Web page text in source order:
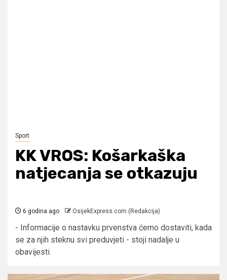
Sport
KK VROS: Košarkaška
natjecanja se otkazuju
6 godina ago OsijekExpress.com (Redakcija)
- Informacije o nastavku prvenstva ćemo dostaviti, kada
se za njih steknu svi preduvjeti - stoji nadalje u
obavijesti.